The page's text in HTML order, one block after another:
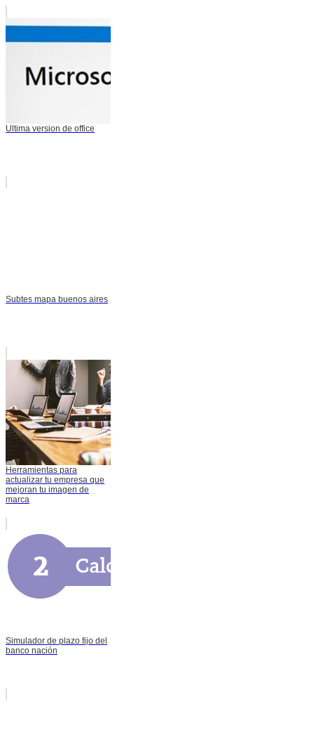
Ultima version de office
Subtes mapa buenos aires
Herramientas para
actualizar tu empresa que
mejoran tu imagen de
marca
Simulador de plazo fijo del
banco nación